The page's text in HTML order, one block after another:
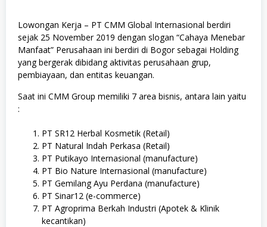
Lowongan Kerja – PT CMM Global Internasional berdiri
sejak 25 November 2019 dengan slogan “Cahaya Menebar
Manfaat” Perusahaan ini berdiri di Bogor sebagai Holding
yang bergerak dibidang aktivitas perusahaan grup,
pembiayaan, dan entitas keuangan.
Saat ini CMM Group memiliki 7 area bisnis, antara lain yaitu
:
PT SR12 Herbal Kosmetik (Retail)
PT Natural Indah Perkasa (Retail)
PT Putikayo Internasional (manufacture)
PT Bio Nature Internasional (manufacture)
PT Gemilang Ayu Perdana (manufacture)
PT Sinar12 (e-commerce)
PT Agroprima Berkah Industri (Apotek & Klinik
kecantikan)